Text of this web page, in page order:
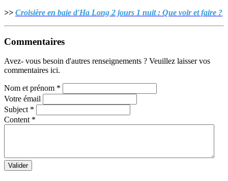
>> Croisière en baie d'Ha Long 2 jours 1 nuit : Que voir et faire ?
Commentaires
Avez- vous besoin d'autres renseignements ? Veuillez laisser vos
commentaires ici.
Nom et prénom *
Votre émail
Subject *
Content *
Valider